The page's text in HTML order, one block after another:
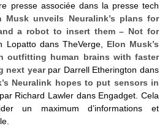
presse associée dans la presse tech
Musk unveils Neuralink’s plans for
and a robot to insert them – Not for
Lopatto dans TheVerge, Elon Musk’s
outfitting human brains with faster
next yearpar Darrell Etherington dans
Neuralink hopes to put sensors in
Richard Lawler dans Engadget. Cela
un maximum d’informations et